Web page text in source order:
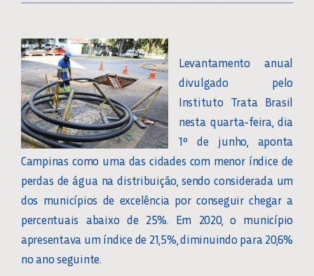
Levantamento anual
divulgado pelo
Instituto Trata Brasil
nesta quarta-feira, dia
1º de junho, aponta
Campinas como uma das cidades com menor índice de
perdas de água na distribuição, sendo considerada um
dos municípios de excelência por conseguir chegar a
percentuais abaixo de 25%. Em 2020, o município
apresentava um índice de 21,5%, diminuindo para 20,6%
no ano seguinte.